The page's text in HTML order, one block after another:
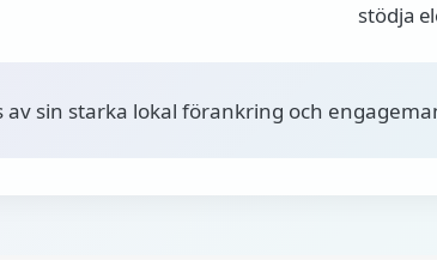
stödja
av sin starka lokal förankring och